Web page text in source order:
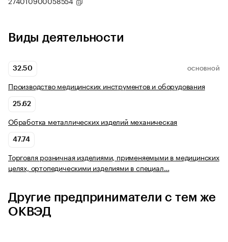
Виды деятельности
32.50 ОСНОВНОЙ
Производство медицинских инструментов и оборудования
25.62
Обработка металлических изделий механическая
47.74
Торговля розничная изделиями, применяемыми в медицинских
целях, ортопедическими изделиями в специал…
Другие предприниматели с тем же
ОКВЭД